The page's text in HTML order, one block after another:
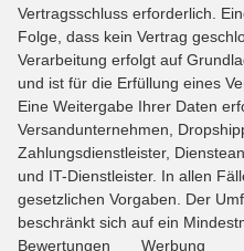
Vertragsschluss erforderlich.
Folge, dass kein Vertrag
Verarbeitung erfolgt auf
und ist für die Erfüllung eines
Eine Weitergabe Ihrer Daten
Versandunternehmen,
Zahlungsdienstleister,
und IT-Dienstleister. In allen
gesetzlichen Vorgaben. Der
beschränkt sich auf ein
Bewertungen Werbung